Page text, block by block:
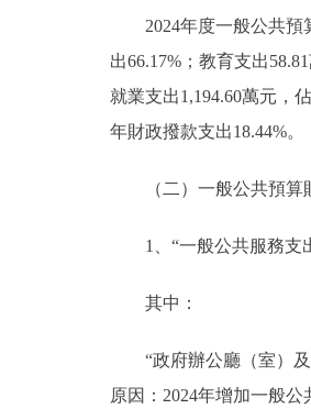
2024年度一般公共
出66.17%；教育支出
就業支出1,194.60萬元，
年財政撥款支出18.44%。
（二）一般公共預
1、“一般公共服務支
其中：
“政府辦公廳（室）
原因：2024年增加一般